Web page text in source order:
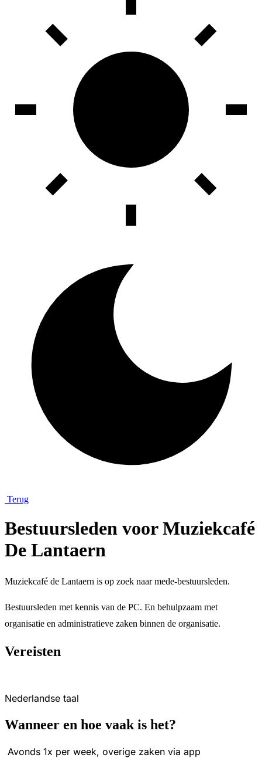
Terug
Bestuursleden voor Muziekcafé
De Lantaern
Muziekcafé de Lantaern is op zoek naar mede-bestuursleden.
Bestuursleden met kennis van de PC. En behulpzaam met
organisatie en administratieve zaken binnen de organisatie.
Vereisten
Nederlandse taal
Wanneer en hoe vaak is het?
Avonds 1x per week, overige zaken via app